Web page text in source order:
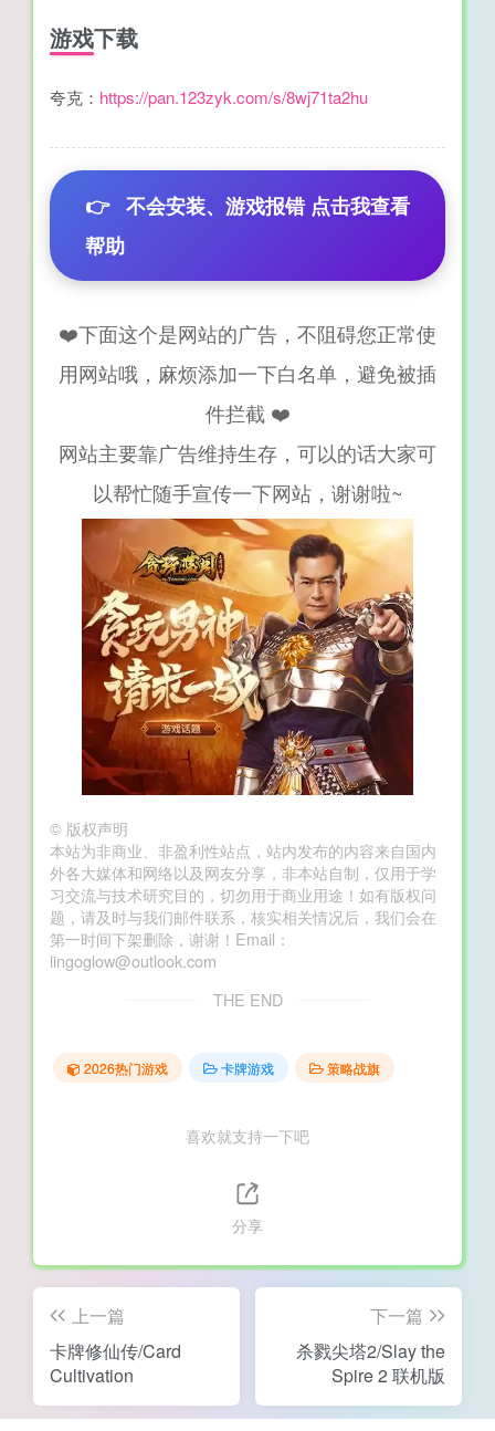
游戏下载
夸克： https://pan.123zyk.com/s/8wj71ta2hu
👉 不会安装、游戏报错 点击我查看
帮助
❤️下面这个是网站的广告，不阻碍您正常使
用网站哦，麻烦添加一下白名单，避免被插
件拦截 ❤️
网站主要靠广告维持生存，可以的话大家可
以帮忙随手宣传一下网站，谢谢啦~
© 版权声明
本站为非商业、非盈利性站点，站内发布的内容来自国内
外各大媒体和网络以及网友分享，非本站自制，仅用于学
习交流与技术研究目的，切勿用于商业用途！如有版权问
题，请及时与我们邮件联系，核实相关情况后，我们会在
第一时间下架删除，谢谢！Email：
lingoglow@outlook.com
THE END
2026热门游戏 卡牌游戏 策略战旗
喜欢就支持一下吧
分享
上一篇
卡牌修仙传/Card
Cultivation
下一篇
杀戮尖塔2/Slay the
Spire 2 联机版